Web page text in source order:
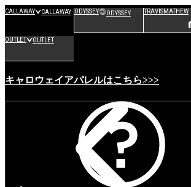
CALLAWAY CALLAWAY ODYSSEY ODYSSEY TRAVISMATHEW
OUTLET OUTLET
キャロウェイアパレルはこちら>>>